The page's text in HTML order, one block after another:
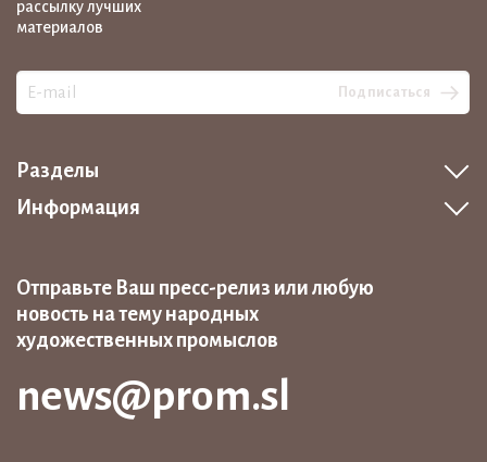
рассылку лучших
материалов
Подписаться
Разделы
Информация
Отправьте Ваш пресс-релиз или любую
новость на тему народных
художественных промыслов
news@prom.sl